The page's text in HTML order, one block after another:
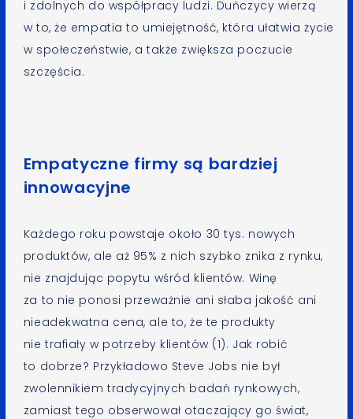
i zdolnych do współpracy ludzi. Duńczycy wierzą
w to, że empatia to umiejętność, która ułatwia życie
w społeczeństwie, a także zwiększa poczucie
szczęścia.
Empatyczne firmy są bardziej
innowacyjne
Każdego roku powstaje około 30 tys. nowych
produktów, ale aż 95% z nich szybko znika z rynku,
nie znajdując popytu wśród klientów. Winę
za to nie ponosi przeważnie ani słaba jakość ani
nieadekwatna cena, ale to, że te produkty
nie trafiały w potrzeby klientów (1). Jak robić
to dobrze? Przykładowo Steve Jobs nie był
zwolennikiem tradycyjnych badań rynkowych,
zamiast tego obserwował otaczający go świat,